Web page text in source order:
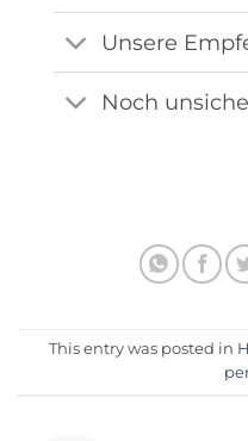
Unsere
Noch
This entry was posted in